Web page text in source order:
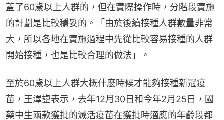
蓋了60歲以上人群的，但在實際操作時，分階段實施
的計劃是比較穩妥的。「由於後續接種人群數量非常
大，所以各地在實施過程中先從比較容易接種的人群
開始接種，也是比較合理的做法」。
至於60歲以上人群大概什麼時候才能夠接種新冠疫
苗，王澤鋆表示，去年12月30日和今年2月25日，國
藥中生兩款獲批的滅活疫苗在獲批時適應的年齡段都